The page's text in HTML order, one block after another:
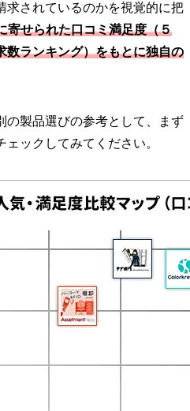
求されているのかを視覚的に把
寄せられた口コミ満足度（５
数ランキング）をもとに独自の
の製品選びの参考として、まず
ックしてみてください。